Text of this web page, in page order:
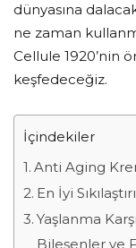
dünyasına
ne zaman
Cellule 1920’nin
keşfedeceğiz.
İçindekiler
Anti Aging
En İyi
Yaşlanma
Bileşenler ve